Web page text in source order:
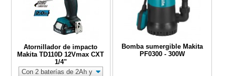
Atornillador de impacto
Makita TD110D 12Vmax CXT
1/4"
Bomba sumergible Makita
PF0300 - 300W